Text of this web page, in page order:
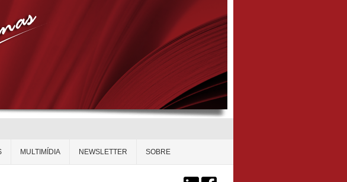
MULTIMÍDIA NEWSLETTER SOBRE